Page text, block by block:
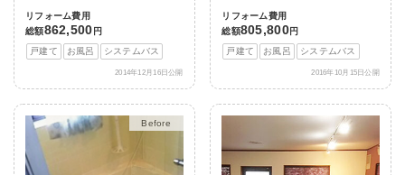
リフォーム費用
総額862,500 円
戸建て
お風呂 システムバス
2014年12月16日公開
リフォーム費用
総額805,800円
戸建て
お風呂 システムバス
2016年10月15日公開
After